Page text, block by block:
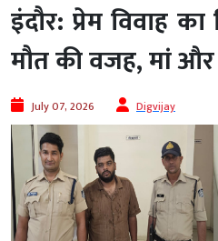
इंदौर: प्रेम विवाह
मौत की वजह, मां और
July 07, 2026 Digvijay